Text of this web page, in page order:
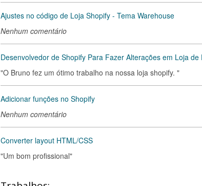
Ajustes no código de Loja Shopify - Tema Warehouse
Nenhum comentário
Desenvolvedor de Shopify Para Fazer Alterações em Loja
"O Bruno fez um ótimo trabalho na nossa loja shopify. "
Adicionar funções no Shopify
Nenhum comentário
Converter layout HTML/CSS
"Um bom profissional"